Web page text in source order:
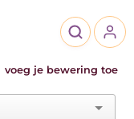
voeg je bewering toe